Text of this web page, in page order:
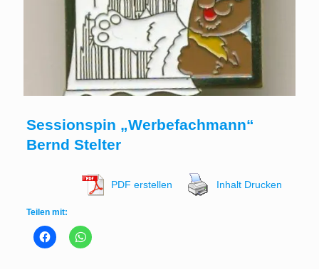
Sessionspin „Werbefachmann“
Bernd Stelter
PDF erstellen Inhalt Drucken
Teilen mit: